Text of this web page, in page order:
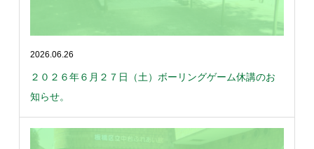
2026.06.26
２０２６年６月２７日（土）ボーリングゲーム休講のお
知らせ。